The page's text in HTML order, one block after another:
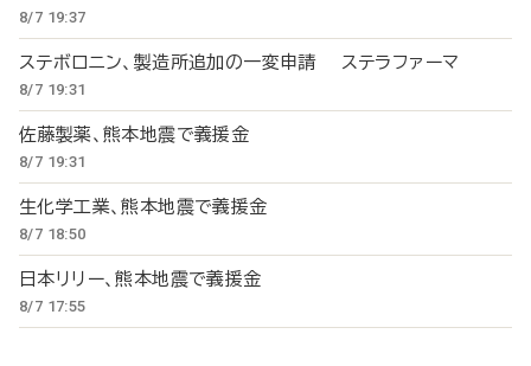
8/7 19:37
ステボロニン、製造所追加の一変申請 ステラファーマ
8/7 19:31
佐藤製薬、熊本地震で義援金
8/7 19:31
生化学工業、熊本地震で義援金
8/7 18:50
日本リリー、熊本地震で義援金
8/7 17:55